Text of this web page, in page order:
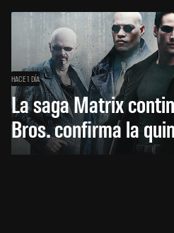
HACE 1 DÍA
La saga Matrix
Bros. confirma la